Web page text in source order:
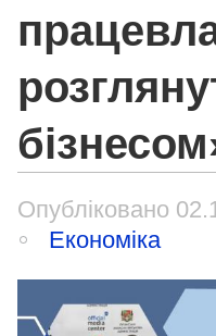
Опубліковано
Економіка